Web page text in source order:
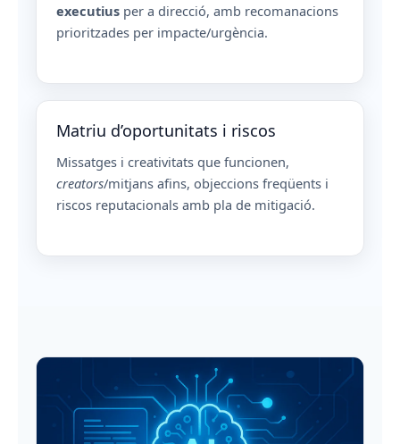
executius per a direcció, amb recomanacions
prioritzades per impacte/urgència.
Matriu d’oportunitats i riscos
Missatges i creativitats que funcionen,
creators/mitjans afins, objeccions freqüents i
riscos reputacionals amb pla de mitigació.